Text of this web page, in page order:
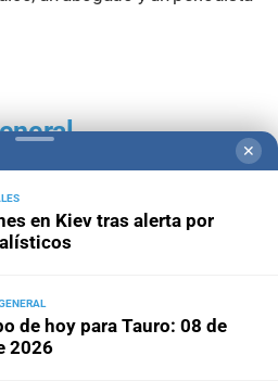
✕
en Kiev tras alerta por
de hoy para Tauro: 08 de
2026